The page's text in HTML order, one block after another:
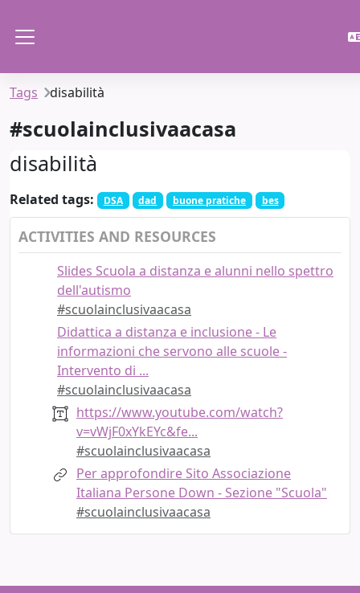
Tags disabilità
#scuolainclusivaacasa
disabilità
Related tags: DSA dad buone pratiche bes
ACTIVITIES AND RESOURCES
Slides Scuola a distanza e alunni nello spettro
dell'autismo
#scuolainclusivaacasa
Didattica a distanza e inclusione - Le
informazioni che servono alle scuole -
Intervento di ...
#scuolainclusivaacasa
https://www.youtube.com/watch?
v=vWjF0xYkEYc&fe...
#scuolainclusivaacasa
Per approfondire Sito Associazione
Italiana Persone Down - Sezione "Scuola"
#scuolainclusivaacasa